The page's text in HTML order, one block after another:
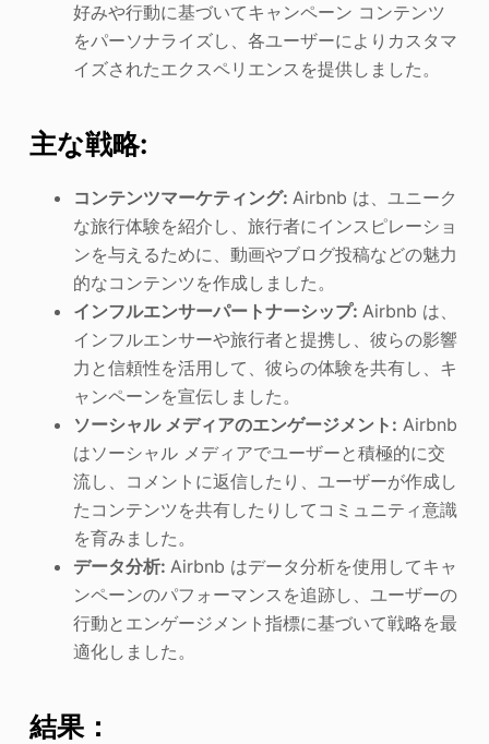
好みや行動に基づいてキャンペーン コンテンツ
をパーソナライズし、各ユーザーによりカスタマ
イズされたエクスペリエンスを提供しました。
主な戦略:
コンテンツマーケティング: Airbnb は、ユニーク
な旅行体験を紹介し、旅行者にインスピレーショ
ンを与えるために、動画やブログ投稿などの魅力
的なコンテンツを作成しました。
インフルエンサーパートナーシップ: Airbnb は、
インフルエンサーや旅行者と提携し、彼らの影響
力と信頼性を活用して、彼らの体験を共有し、キ
ャンペーンを宣伝しました。
ソーシャル メディアのエンゲージメント: Airbnb
はソーシャル メディアでユーザーと積極的に交
流し、コメントに返信したり、ユーザーが作成し
たコンテンツを共有したりしてコミュニティ意識
を育みました。
データ分析: Airbnb はデータ分析を使用してキャ
ンペーンのパフォーマンスを追跡し、ユーザーの
行動とエンゲージメント指標に基づいて戦略を最
適化しました。
結果：